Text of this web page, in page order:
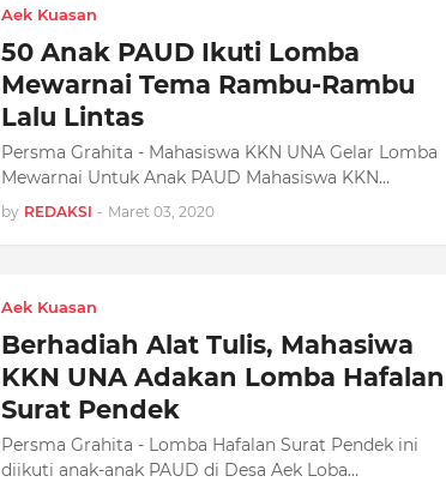
Aek Kuasan
50 Anak PAUD Ikuti Lomba
Mewarnai Tema Rambu-Rambu
Lalu Lintas
Persma Grahita - Mahasiswa KKN UNA Gelar Lomba
Mewarnai Untuk Anak PAUD Mahasiswa KKN…
by REDAKSI - Maret 03, 2020
Aek Kuasan
Berhadiah Alat Tulis, Mahasiwa
KKN UNA Adakan Lomba Hafalan
Surat Pendek
Persma Grahita - Lomba Hafalan Surat Pendek ini
diikuti anak-anak PAUD di Desa Aek Loba…